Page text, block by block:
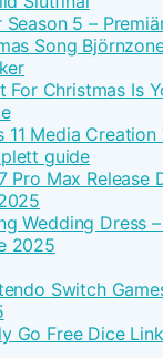
Season 5 –
Song
For Christmas Is
11 Media
guide
Pro Max Release
Wedding Dress
2025
Switch
Go Free Dice